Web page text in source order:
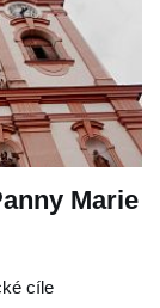
Marie
cíle